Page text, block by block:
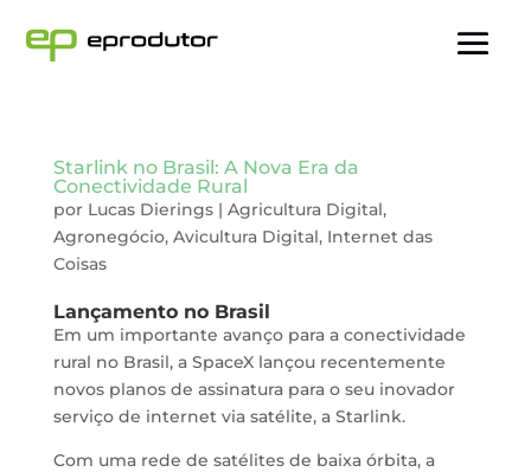
Starlink no Brasil: A Nova Era da
Conectividade Rural
por Lucas Dierings| Agricultura Digital,
Agronegócio, Avicultura Digital, Internet das
Coisas
Lançamento no Brasil
Em um importante avanço para a conectividade
rural no Brasil, a SpaceX lançou recentemente
novos planos de assinatura para o seu inovador
serviço de internet via satélite, a Starlink.
Com uma rede de satélites de baixa órbita, a